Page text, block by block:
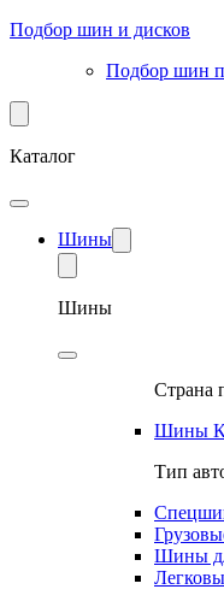
Подбор шин и дисков
Подбор шин
Каталог
Шины
Шины
Страна
Шины
Тип
Шины